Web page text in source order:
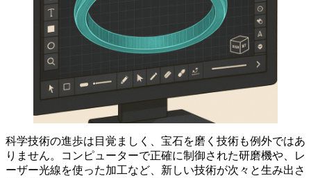
科学技術の進歩は目覚ましく、宝石を磨く技術も例外ではあ
りません。
コンピューターで正確に制御された研磨機や、レ
ーザー光線を使った加工など、新しい技術が次々と生み出さ